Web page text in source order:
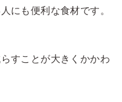
にも便利な食材です。
すことが大きくかかわ